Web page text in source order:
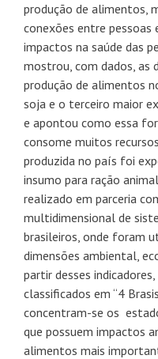
produção de alimentos,
conexões entre
impactos na saúde das
mostrou, com dados, as
produção de alimentos
soja e o terceiro maior
e apontou como essa
consome muitos
produzida no país foi
insumo para ração
realizado em parceria
multidimensional de
brasileiros, onde foram
dimensões ambiental,
partir desses
classificados em “4
concentram-se os
que possuem impactos
alimentos mais